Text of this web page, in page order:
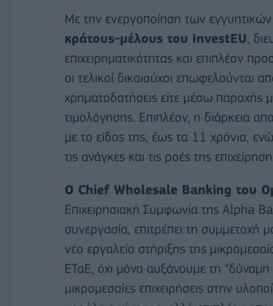
Με την ενεργοποίηση των
κράτους-μέλους του InvestEU ,
επιχειρηματικότητας και επιπλέον
οι τελικοί δικαιούχοι επωφελούνται
χρηματοδοτήσεις είτε μέσω παροχής
τιμολόγησης. Επιπλέον, η διάρκεια
με το είδος της, έως τα 11 χρόνια,
τις ανάγκες και τις ροές της
Ο Chief Wholesale Banking του
Επιχειρησιακή Συμφωνία της Alpha
συνεργασία, επιτρέπει τη
νέο εργαλείο στήριξης της
ΕΤαΕ, όχι μόνο αυξάνουμε τη
μικρομεσαίες επιχειρήσεις στην